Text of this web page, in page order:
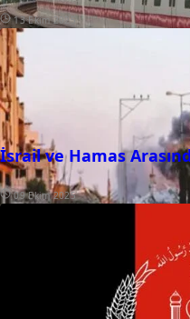
13 Ekim 2025
İsrail ve Hamas
09 Ekim 2025